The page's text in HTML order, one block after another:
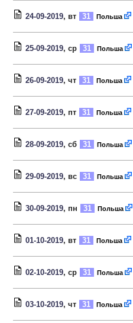
24-09-2019, вт 31 Польша
25-09-2019, ср 31 Польша
26-09-2019, чт 31 Польша
27-09-2019, пт 31 Польша
28-09-2019, сб 31 Польша
29-09-2019, вс 31 Польша
30-09-2019, пн 31 Польша
01-10-2019, вт 31 Польша
02-10-2019, ср 31 Польша
03-10-2019, чт 31 Польша